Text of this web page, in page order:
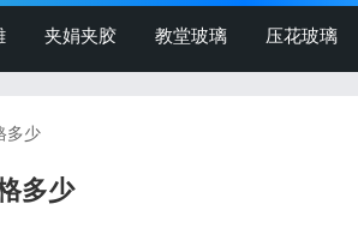
夹娟夹胶 教堂玻璃 压花玻璃
多少
多少